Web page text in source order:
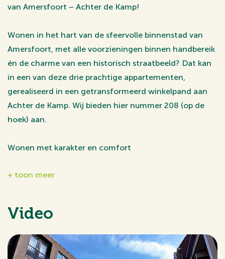
van Amersfoort – Achter de Kamp!
Wonen in het hart van de sfeervolle binnenstad van
Amersfoort, met alle voorzieningen binnen handbereik
én de charme van een historisch straatbeeld? Dat kan
in een van deze drie prachtige appartementen,
gerealiseerd in een getransformeerd winkelpand aan
Achter de Kamp. Wij bieden hier nummer 208 (op de
hoek) aan.
Wonen met karakter en comfort
ondergaan en biedt nu ruimte aan drie royale
Achter de Kamp 208
Dit appartement is volledig afgewerkt en direct klaar
voor bewoning. Je beschikt over een complete luxe
+ toon meer
Video